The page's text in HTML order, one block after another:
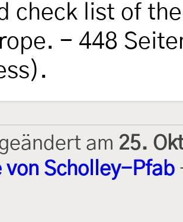
check list of
- 448
am 25.
von Scholley-Pfab